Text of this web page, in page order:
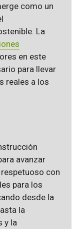
como un
La
en este
para llevar
reales a los
avanzar
con
para los
desde la
la
y la